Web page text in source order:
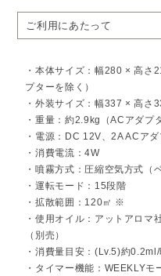
ベルを実現。
広い空間でも香りが滞らず、
最新噴霧技術でフレッシュな
オイルの酸化を最小限に抑え
常にフレッシュでクリアな香
静音性と自在な設定で、快適に
従来品より約6dB静かで、体
さらに最大3つのプログラム
合わせた使い方が可能です。
□デザイン
潔さと進化を感じるスクエア
をあわせ持つ上質な質感を掛
存在感を実現。
ました。
暮らしに寄り添うニュートラ
ご利用にあたって
・本体サイズ：幅280 × 高さ
プターを除く）
・外装サイズ：幅337 × 高さ
・重量：約2.9kg（ACアダプ
・電源：DC 12V、2A ACア
・消費電流：4W
・噴霧方式：圧縮空気方式（
・運転モード：15段階
・拡散範囲：120㎡ ※
・使用オイル：アットアロ
（別売）
・消費量目安：(Lv.5)約
・タイマー機能：WEEKLY